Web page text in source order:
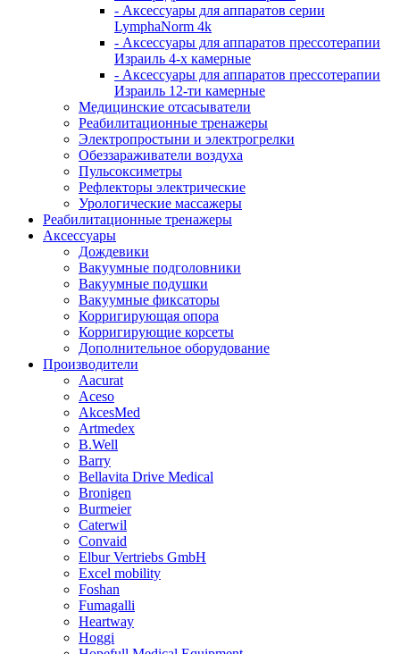
- Аксессуары для аппаратов серии
LymphaNorm 4k
- Аксессуары для аппаратов прессотерапии
Израиль 4-х камерные
- Аксессуары для аппаратов прессотерапии
Израиль 12-ти камерные
Медицинские отсасыватели
Реабилитационные тренажеры
Электропростыни и электрогрелки
Обеззараживатели воздуха
Пульсоксиметры
Рефлекторы электрические
Урологические массажеры
Реабилитационные тренажеры
Аксессуары
Дождевики
Вакуумные подголовники
Вакуумные подушки
Вакуумные фиксаторы
Корригирующая опора
Корригирующие корсеты
Дополнительное оборудование
Производители
Aacurat
Aceso
AkcesMed
Artmedex
B.Well
Barry
Bellavita Drive Medical
Bronigen
Burmeier
Caterwil
Convaid
Elbur Vertriebs GmbH
Excel mobility
Foshan
Fumagalli
Heartway
Hoggi